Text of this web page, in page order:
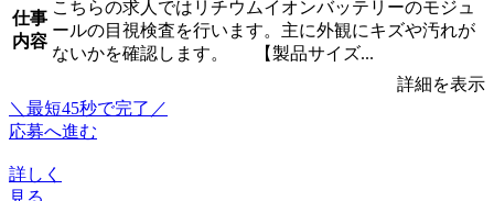
仕事
内容
こちらの求人ではリチウムイオンバッテリーのモジュ
ールの目視検査を行います。主に外観にキズや汚れが
ないかを確認します。 【製品サイズ...
詳細を表示
＼最短45秒で完了／
応募へ進む
詳しく
見る